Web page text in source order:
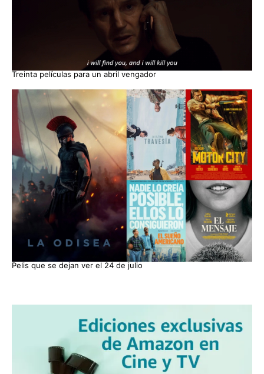
Treinta películas para un abril vengador
Pelis que se dejan ver el 24 de julio